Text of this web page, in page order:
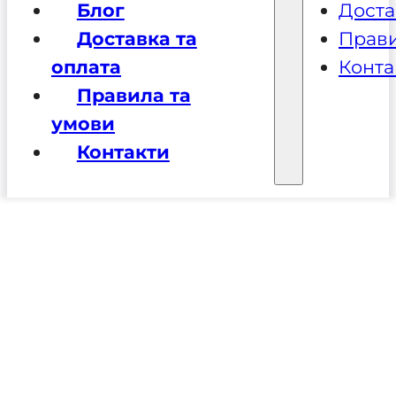
Блог
Доставка та
оплата
Правила та
умови
Контакти